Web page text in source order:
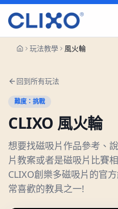
玩法教學 風火輪
回到所有玩法
難度： 挑戰
CLIXO 風火輪
想要找磁吸片作品參考、
片教案或者是磁吸片比賽
CLIXO創樂多磁吸片的官
常喜歡的教具之一!